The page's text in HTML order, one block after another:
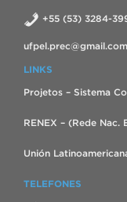
+55 (53) 3284-
LINKS
Projetos – Sistema
RENEX – (Rede Nac.
Unión
TELEFONES